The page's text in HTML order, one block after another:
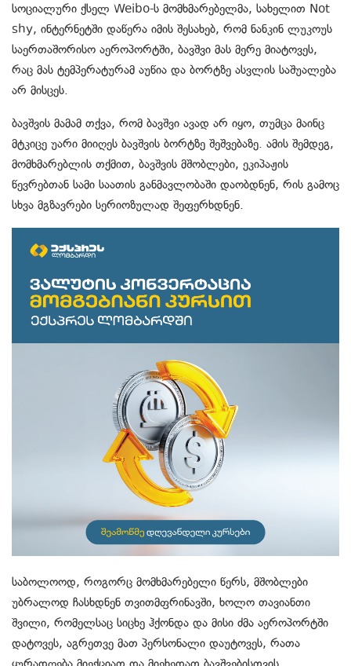
სოციალური ქსელ Weibo-ს მომხმარებელმა, სახელით Not
shy, ინტერნეტში დაწერა იმის შესახებ, რომ ნანკინ ლუკოუს
საერთაშორისო აეროპორტში, ბავშვი მას მერე მიატოვეს,
რაც მას ტემპერატურამ აუწია და ბორტზე ასვლის საშუალება
არ მისცეს.
ბავშვის მამამ თქვა, რომ ბავშვი ავად არ იყო, თუმცა მაინც
მტკიცე უარი მიიღეს ბავშვის ბორტზე შეშვებაზე. ამის შემდეგ,
მომხმარებლის თქმით, ბავშვის მშობლები, ეკიპაჟის
წევრებთან სამი საათის განმავლობაში დაობდნენ, რის გამოც
სხვა მგზავრები სერიოზულად შეფერხდნენ.
საბოლოოდ, როგორც მომხმარებელი წერს, მშობლები
უბრალოდ ჩასხდნენ თვითმფრინავში, ხოლო თავიანთი
შვილი, რომელსაც სიცხე ჰქონდა და მისი ძმა აეროპორტში
დატოვეს, აგრეთვე მათ პერსონალი დაუტოვეს, რათა